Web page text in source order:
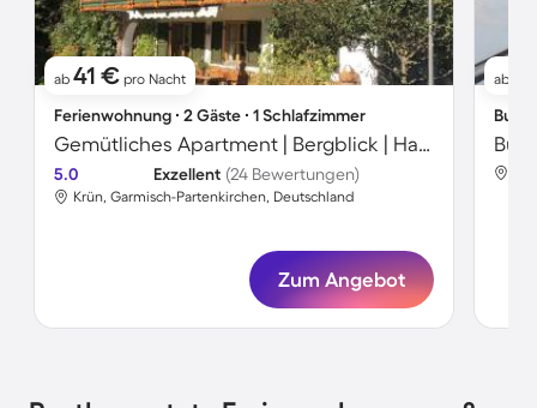
ab 41 € pro Nacht
Ferienwohnung ∙ 2 Gäste ∙ 1 Schlafzimmer
Gemütliches Apartment | Bergblick | Haustierfreundlich
5.0 Exzellent (24 Bewertungen)
Krün, Garmisch-Partenkirchen, Deutschland
Zum Angebot
ab